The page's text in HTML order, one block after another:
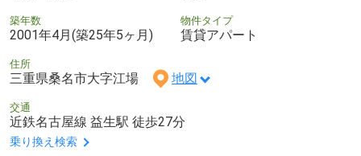
築年数
2001年4月(築25年5ヶ月)
物件タイプ
賃貸アパート
住所
三重県桑名市大字江場 地図
交通
近鉄名古屋線 益生駅 徒歩27分
乗り換え検索